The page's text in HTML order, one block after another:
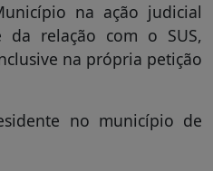
na ação judicial
da relação com o SUS,
na própria petição
no município de